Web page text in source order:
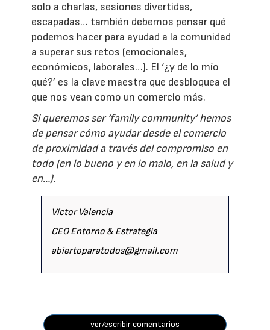
solo a charlas, sesiones divertidas,
escapadas… también debemos pensar qué
podemos hacer para ayudad a la comunidad
a superar sus retos (emocionales,
económicos, laborales…). El ‘¿y de lo mío
qué?’ es la clave maestra que desbloquea el
que nos vean como un comercio más.
Si queremos ser ‘family community’ hemos
de pensar cómo ayudar desde el comercio
de proximidad a través del compromiso en
todo (en lo bueno y en lo malo, en la salud y
en…).
Víctor Valencia
CEO Entorno & Estrategia
abiertoparatodos@gmail.com
ver/escribir comentarios